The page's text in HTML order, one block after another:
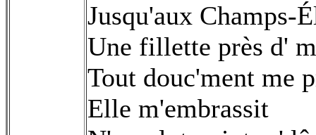
Jusqu'aux Champs-
Une fillette près d'
Tout douc'ment me
Elle m'embrassit